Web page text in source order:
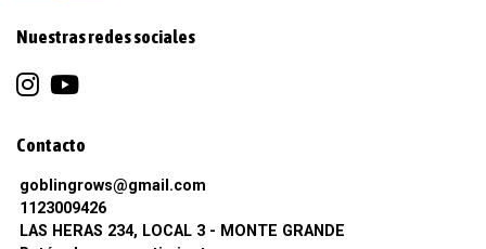
Nuestras redes sociales
Contacto
goblingrows@gmail.com
1123009426
LAS HERAS 234, LOCAL 3 - MONTE GRANDE